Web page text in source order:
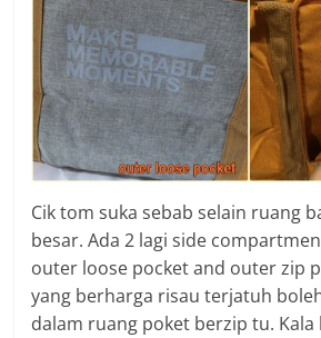
Cik tom suka sebab selain ruang
besar. Ada 2 lagi side
outer loose pocket and outer zip
yang berharga risau terjatuh
dalam ruang poket berzip tu.